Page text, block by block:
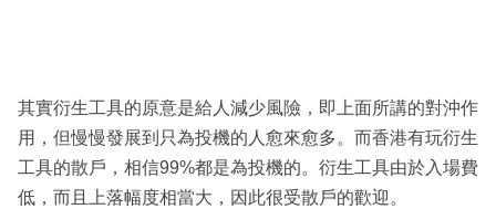
其實衍生工具的原意是給人減少風險，即上面所講的對沖作
用，但慢慢發展到只為投機的人愈來愈多。而香港有玩衍生
工具的散戶，相信99%都是為投機的。衍生工具由於入場費
低，而且上落幅度相當大，因此很受散戶的歡迎。